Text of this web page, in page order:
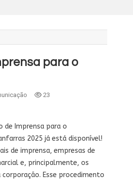
para o
23
de Imprensa para o
2025 já está disponível!
de imprensa, empresas de
e, principalmente, os
Esse procedimento